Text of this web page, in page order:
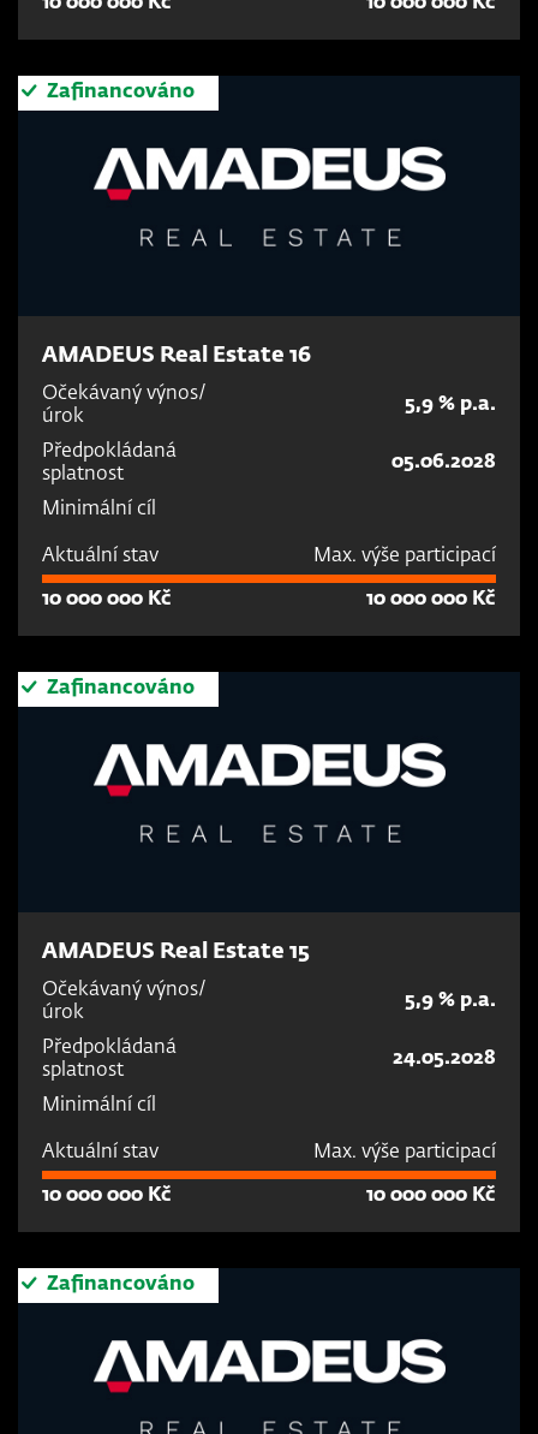
Zafinancováno
AMADEUS Real Estate 16
Očekávaný výnos/
úrok
5,9 % p.a.
Předpokládaná
splatnost
05.06.2028
Minimální cíl
Aktuální stav Max. výše participací
10 000 000 Kč 10 000 000 Kč
Zafinancováno
AMADEUS Real Estate 15
Očekávaný výnos/
úrok
5,9 % p.a.
Předpokládaná
splatnost
24.05.2028
Minimální cíl
Aktuální stav Max. výše participací
10 000 000 Kč 10 000 000 Kč
Zafinancováno